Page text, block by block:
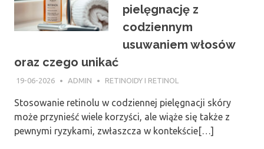
pielęgnację z
codziennym
usuwaniem włosów
oraz czego unikać
19-06-2026 ADMIN RETINOIDY I RETINOL
Stosowanie retinolu w codziennej pielęgnacji skóry
może przynieść wiele korzyści, ale wiąże się także z
pewnymi ryzykami, zwłaszcza w kontekście[…]